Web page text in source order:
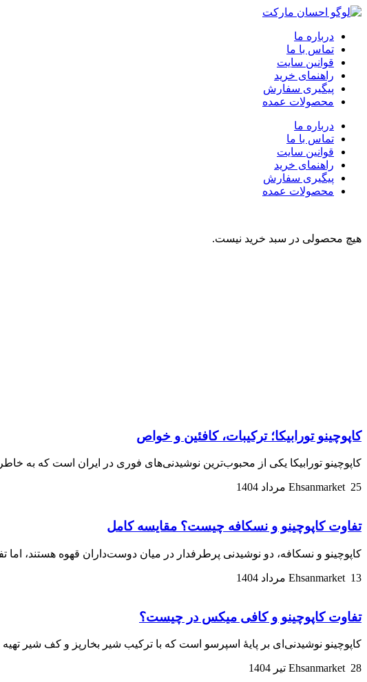
درباره ما
تماس با ما
قوانین سایت
راهنمای خرید
پیگیری سفارش
محصولات عمده
درباره ما
تماس با ما
قوانین سایت
راهنمای خرید
پیگیری سفارش
محصولات عمده
هیچ محصولی در سبد خرید نیست.
کاپوچینو تورابیکا؛ ترکیبات، کافئین و خواص
کاپوچینو تورابیکا یکی از محبوب‌ترین نوشیدنی‌های فوری در ایران است که
Ehsanmarket 25 مرداد 1404
تفاوت کاپوچینو و نسکافه چیست؟ مقایسه کامل
کاپوچینو و نسکافه، دو نوشیدنی پرطرفدار در میان دوست‌داران قهوه هستند،
Ehsanmarket 13 مرداد 1404
تفاوت کاپوچینو و کافی میکس در چیست؟
کاپوچینو نوشیدنی‌ای بر پایهٔ اسپرسو است که با ترکیب شیر بخارپز و کف
Ehsanmarket 28 تیر 1404